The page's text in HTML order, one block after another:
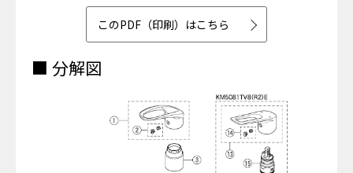
このPDF（印刷）はこちら
■ 分解図